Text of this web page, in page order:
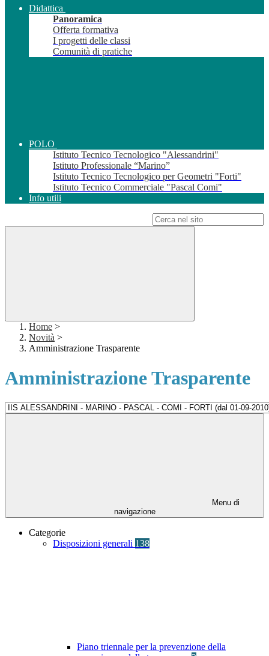
Didattica
Panoramica
Offerta formativa
I progetti delle classi
Comunità di pratiche
POLO
Istituto Tecnico Tecnologico "Alessandrini"
Istituto Professionale “Marino”
Istituto Tecnico Tecnologico per Geometri "Forti"
Istituto Tecnico Commerciale "Pascal Comi"
Info utili
Home >
Novità >
Amministrazione Trasparente
Amministrazione Trasparente
Menu di
navigazione
Categorie
Disposizioni generali 138
Piano triennale per la prevenzione della